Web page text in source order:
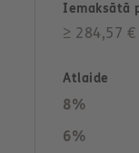
≥ 284,57 €
8%
6%